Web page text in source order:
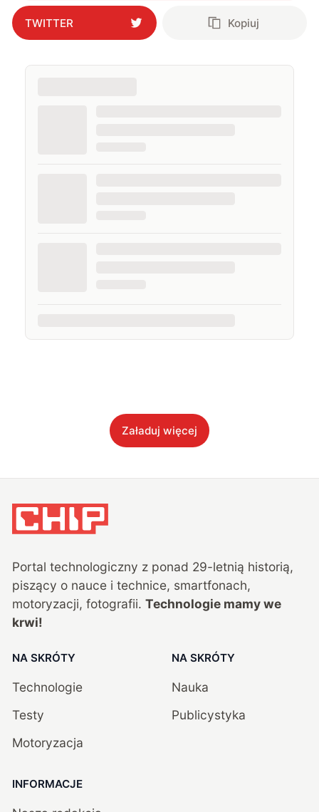
TWITTER Kopiuj
Załaduj więcej
Portal technologiczny z ponad 29-letnią historią,
piszący o nauce i technice, smartfonach,
motoryzacji, fotografii. Technologie mamy we
krwi!
NA SKRÓTY
Technologie
Testy
Motoryzacja
NA SKRÓTY
Nauka
Publicystyka
INFORMACJE